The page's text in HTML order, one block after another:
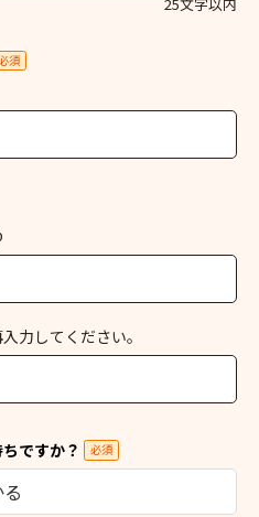
須
力してください。
ですか？ 必須